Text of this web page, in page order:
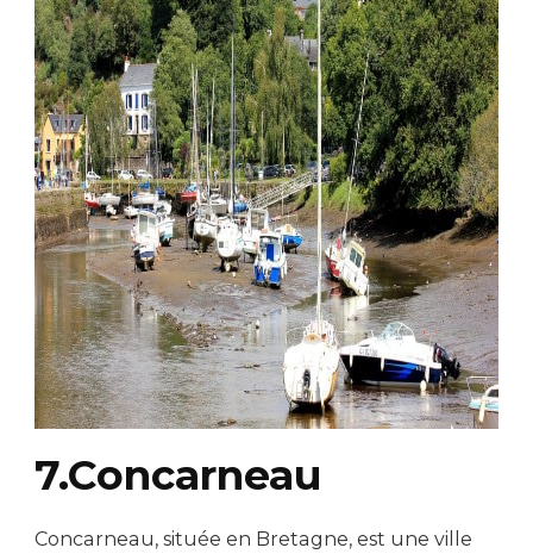
7.Concarneau
Concarneau, située en Bretagne, est une ville